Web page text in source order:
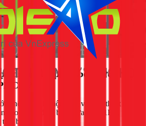
dịch vụ lắp đặt bồn nước
không chỉ là một công việc kỹ thuật mà
cho cả gia đình bạn. Lựa chọn 1Fix,
bởi: